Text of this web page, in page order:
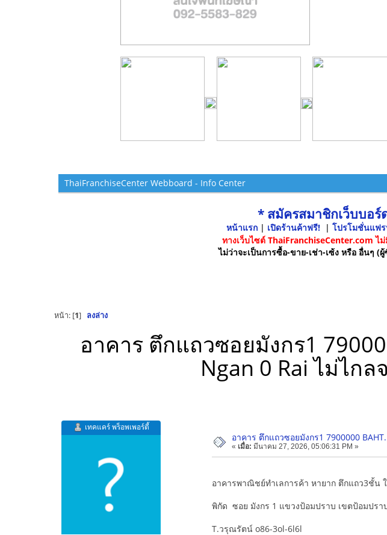
ThaiFranchiseCenter Webboard - Info Center
* สมัครสมาชิกเว็บบอร์
หน้าแรก| เปิดร้านค้าฟรี! | โปรโมชั่นแฟ
ทางเว็บไซต์ ThaiFranchiseCenter.com ไ
ไม่ว่าจะเป็นการซื้อ-ขาย-เช่า-เซ้ง หรือ อื่นๆ
หน้า: [1] ลงล่าง
อาคาร ตึกแถวซอยมังกร1
Ngan 0 Rai ไม่ไก
เทคแคร์ พร็อพเพอร์ตี้
อาคาร ตึกแถวซอยมังกร1 7900000
« เมื่อ: มีนาคม 27, 2026, 05:06:31 PM »
อาคารพาณิชย์ทำเลการค้า หายาก ตึกแถว3ชั้น
พิกัด ซอย มังกร 1 แขวงป้อมปราบ เขตป้อมปรา
T.วรุณรัตน์ o86-3ol-6l6l